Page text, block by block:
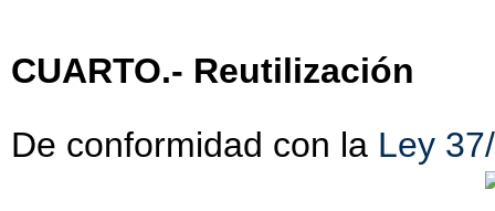
CUARTO.- Reutilización
De conformidad con la Ley